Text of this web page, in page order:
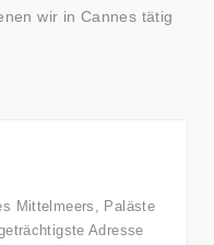
wir in Cannes tätig
Mittelmeers, Paläste
Adresse